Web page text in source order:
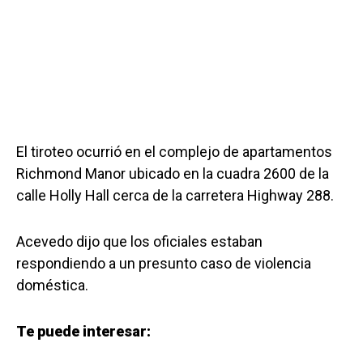
El tiroteo ocurrió en el complejo de apartamentos
Richmond Manor ubicado en la cuadra 2600 de la
calle Holly Hall cerca de la carretera Highway 288.
Acevedo dijo que los oficiales estaban
respondiendo a un presunto caso de violencia
doméstica.
Te puede interesar: